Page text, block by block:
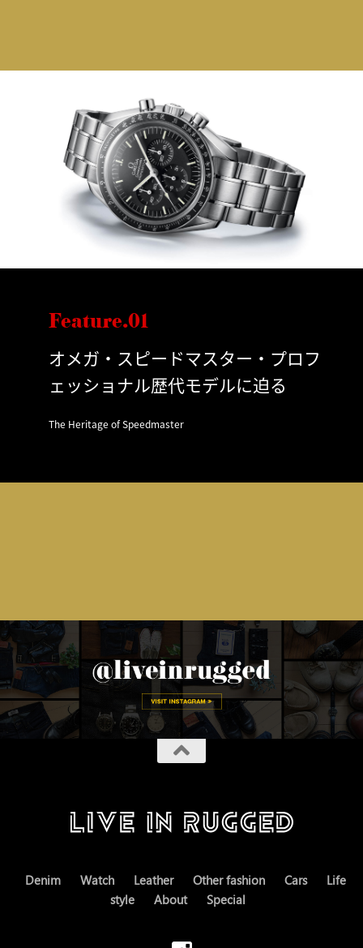
Feature.01
オメガ・スピードマスター・プロフ
ェッショナル歴代モデルに迫る
The Heritage of Speedmaster
Denim Watch Leather Other fashion Cars
Life
style
About Special